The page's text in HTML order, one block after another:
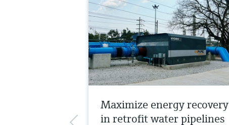
Maximize energy recovery
in retrofit water pipelines